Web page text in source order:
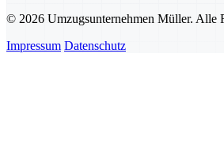
© 2026 Umzugsunternehmen Müller. Alle
Impressum Datenschutz